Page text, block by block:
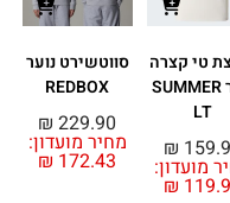
טי קצרה
נוער SUMMER
LT
מועדון:
₪
₪
סווטשירט נוער
REDBOX
מחיר מועדון:
₪ 172.43
₪ 229.90